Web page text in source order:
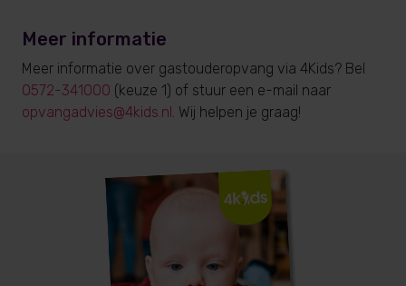
Meer informatie
Meer informatie over gastouderopvang via 4Kids? Bel
0572-341000 (keuze 1) of stuur een e-mail naar
opvangadvies@4kids.nl. Wij helpen je graag!